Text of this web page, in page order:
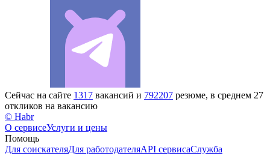
Сейчас на сайте 1317 вакансий и 792207 резюме, в среднем 27
откликов на вакансию
© Habr
О сервисеУслуги и цены
Помощь
Для соискателяДля работодателяAPI сервисаСлужба